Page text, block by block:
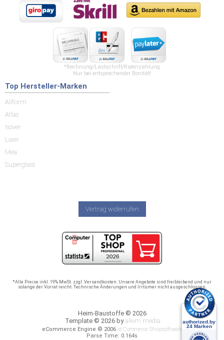
*Rechnung/Lastschrift/Ratenzahlung
Nur bei entsprechender Bonität!
Top Hersteller-Marken
Allform
Atlas
Isover
Laier
Mea
Superglass
Vertrag widerrufen
*Alle Preise inkl. 19% MwSt. zzgl. Versandkosten. Unsere Angebote sind freibleibend und nur
solange der Vorrat reicht. Technische Änderungen und Irrtümer nicht ausgeschlossen.
Heim-Baustoffe © 2026
Template © 2026 byalkim media
eCommerce Engine © 2006 xt:Commerce Shopsoftware
Parse Time: 0.164s